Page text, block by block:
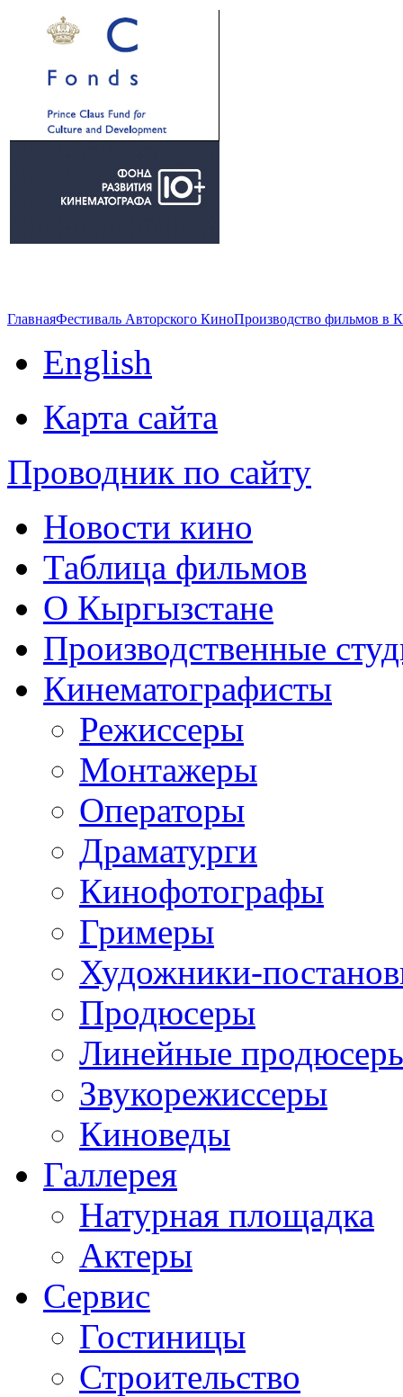
ГлавнаяФестиваль Авторского КиноПроизводство фильмов в
English
Карта сайта
Проводник по сайту
Новости кино
Таблица фильмов
О Кыргызстане
Производственные
Кинематографисты
Режиссеры
Монтажеры
Операторы
Драматурги
Кинофотографы
Гримеры
Художники-
Продюсеры
Линейные
Звукорежиссеры
Киноведы
Галлерея
Натурная площадка
Актеры
Сервис
Гостиницы
Строительство